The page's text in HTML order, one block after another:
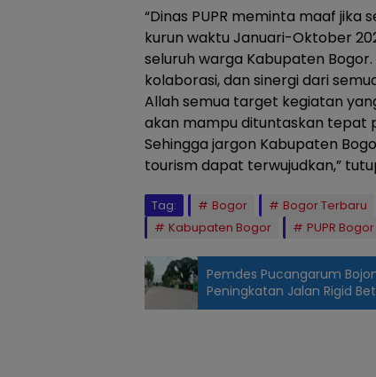
“Dinas PUPR meminta maaf jika
kurun waktu Januari-Oktober
seluruh warga Kabupaten
kolaborasi, dan sinergi dari
Allah semua target kegiatan
akan mampu dituntaskan tepat
Sehingga jargon Kabupaten
tourism dapat terwujudkan,”
Tag: Bogor Bogor Terbaru
Kabupaten Bogor
PUPR Bogor
Pemdes Pucangarum
Peningkatan Jalan Rigid